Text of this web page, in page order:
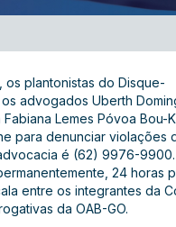
os plantonistas do Disque-
advogados Uberth
Lemes Póvoa Bou-
para denunciar violações
é (62) 9976-9900.
24 horas
entre os integrantes da
da OAB-GO.